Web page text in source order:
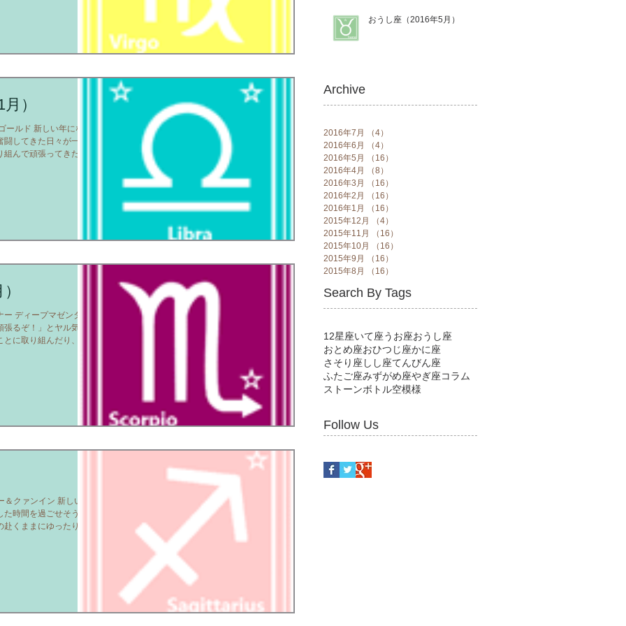
）
ルド 新しい年になっ
してきた日々が一段
んで頑張ってきた方
ディープマゼンタ 新
るぞ！」とヤル気に
に取り組んだり、チ
クァンイン 新しい年
時間を過ごせそうで
くままにゆったりと
おうし座（2016年5月）
Archive
2016年7月 （4）
2016年6月
（4）
2016年5月
（16）
2016年4月
（8）
2016年3月
（16）
2016年2月
（16）
2016年1月
（16）
2015年12月
（4）
2015年11月
（16）
2015年10月
（16）
2015年9月
（16）
2015年8月
（16）
Search By Tags
12星座いて座うお座おうし座
おとめ座おひつじ座かに座
さそり座 しし座てんびん座
ふたご座みずがめ座やぎ座コラム
ストーンボトル空模様
Follow Us